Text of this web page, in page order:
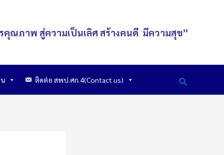
คุณภาพ สู่ความเป็นเลิศสร้างคนดี มีความสุข”
ติดต่อ สพป.ศก.4(Contact us) Search